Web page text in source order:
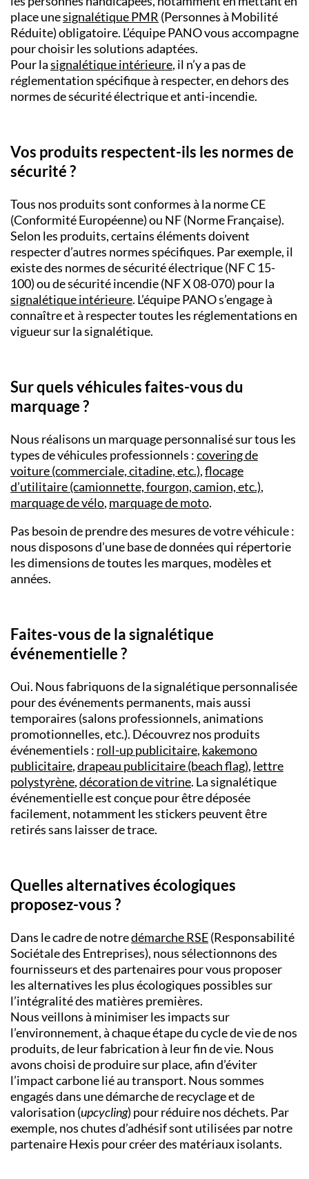
place unesignalétique PMR (Personnes à Mobilité
Réduite) obligatoire. L’équipe PANO vous accompagne
pour choisir les solutions adaptées.
Pour lasignalétique intérieure, il n’y a pas de
réglementation spécifique à respecter, en dehors des
normes de sécurité électrique et anti-incendie.
Vos produits respectent-ils les normes de
sécurité ?
Tous nos produits sont conformes à la norme CE
(Conformité Européenne) ou NF (Norme Française).
Selon les produits, certains éléments doivent
respecter d’autres normes spécifiques. Par exemple, il
existe des normes de sécurité électrique (NF C 15-
100) ou de sécurité incendie (NF X 08-070) pour la
signalétique intérieure. L’équipe PANO s’engage à
connaître et à respecter toutes les réglementations en
vigueur sur la signalétique.
Sur quels véhicules faites-vous du
marquage ?
Nous réalisons un marquage personnalisé sur tous les
types de véhicules professionnels :covering de
voiture (commerciale, citadine, etc.),flocage
d’utilitaire (camionnette, fourgon, camion, etc.),
marquage de vélo, marquage de moto.
Pas besoin de prendre des mesures de votre véhicule :
nous disposons d’une base de données qui répertorie
les dimensions de toutes les marques, modèles et
années.
Faites-vous de la signalétique
événementielle ?
Oui. Nous fabriquons de la signalétique personnalisée
pour des événements permanents, mais aussi
temporaires (salons professionnels, animations
promotionnelles, etc.). Découvrez nos produits
événementiels : roll-up publicitaire, kakemono
publicitaire,drapeau publicitaire (beach flag), lettre
polystyrène,décoration de vitrine. La signalétique
événementielle est conçue pour être déposée
facilement, notamment les stickers peuvent être
retirés sans laisser de trace.
Quelles alternatives écologiques
proposez-vous ?
Dans le cadre de notredémarche RSE(Responsabilité
Sociétale des Entreprises), nous sélectionnons des
fournisseurs et des partenaires pour vous proposer
les alternatives les plus écologiques possibles sur
l’intégralité des matières premières.
Nous veillons à minimiser les impacts sur
l’environnement, à chaque étape du cycle de vie de nos
produits, de leur fabrication à leur fin de vie. Nous
avons choisi de produire sur place, afin d’éviter
l’impact carbone lié au transport. Nous sommes
engagés dans une démarche de recyclage et de
valorisation (upcycling) pour réduire nos déchets. Par
exemple, nos chutes d’adhésif sont utilisées par notre
partenaire Hexis pour créer des matériaux isolants.